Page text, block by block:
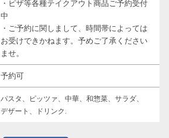
・ピザ等各種テイクアウト商品ご予約受付
中
・ご予約に関しまして、時間帯によっては
お受けできかねます。予めご了承ください
ませ。
予約可
パスタ、ピッツァ、中華、和惣菜、サラダ、
デザート、ドリンク.